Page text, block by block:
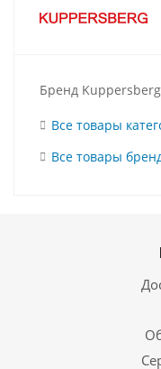
Бренд Kuppersberg
Все товары
Все товары